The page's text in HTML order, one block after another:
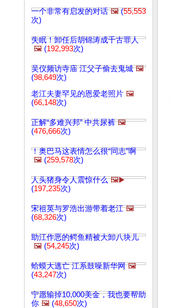
一个非常有启发的对话 🖼️(55,553
次)
失眠！卸任后胡锦涛成千古罪人
🖼️ (192,993次)
吴仪频访寺庙 江父子偷去鬼城 🖼️
(98,649次)
老江夫妻罕见的恩爱老照片 🖼️
(66,148次)
正解“多难兴邦” 中共尿裤 🖼️
(476,666次)
！奥巴马这表情怎么很“同志”啊
🖼️ (259,578次)
人头猪身令人震惊什么 🖼️▶️
(197,235次)
宋祖英与罗浩出游带着老江 🖼️
(68,326次)
助江作恶的鳄鱼精被大卸八块儿
🖼️ (54,245次)
蛤蟆大逃亡 江系鼓噪新华网 🖼️
(43,247次)
宁愿输掉10,000美金，我也要帮助
你 🖼️ (48,650次)